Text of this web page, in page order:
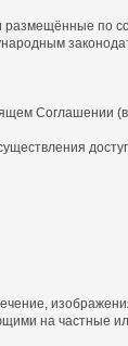
по
Соглашении
на частные